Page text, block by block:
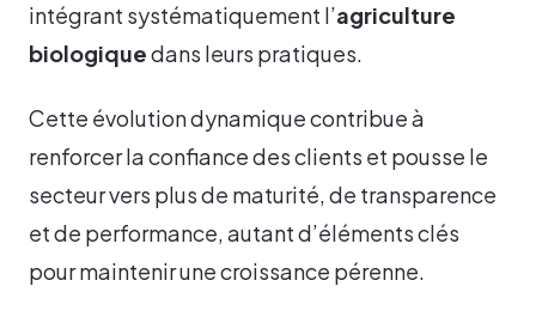
intégrant systématiquement l’agriculture
biologiquedans leurs pratiques.
Cette évolution dynamique contribue à
renforcer la confiance des clients et pousse le
secteur vers plus de maturité, de transparence
et de performance, autant d’éléments clés
pour maintenir une croissance pérenne.